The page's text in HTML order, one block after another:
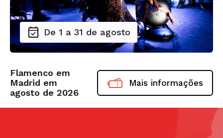
De 1 a 31 de agosto
Flamenco em
Madrid em
agosto de 2026
Mais informações